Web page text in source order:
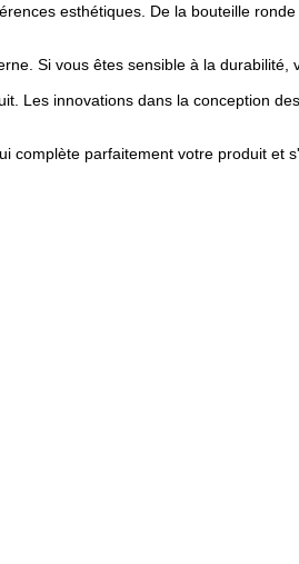
esthétiques. De la bouteille
Si vous êtes sensible à la durabilité,
Les innovations dans la conception
complète parfaitement votre produit et